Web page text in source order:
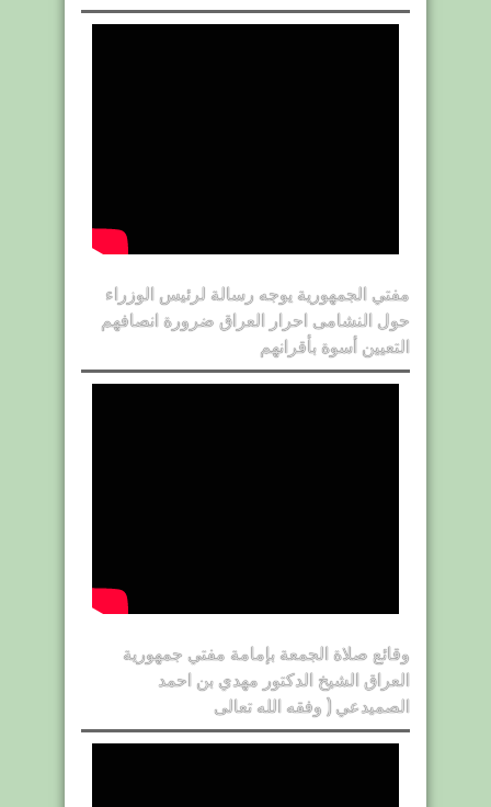
مفتي الجمهورية يوجه رسالة لرئيس الوزراء
حول النشامى احرار العراق ضرورة انصافهم
التعيين أسوة بأقرانهم
وقائع صلاة الجمعة بإمامة مفتي جمهورية
العراق الشيخ الدكتور مهدي بن احمد
الصميدعي ( وفقه الله تعالى